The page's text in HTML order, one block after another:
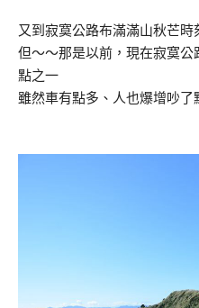
又到寂寞公路布滿滿山秋芒
但～～那是以前，現在寂寞
點之一
雖然車有點多、人也爆增吵